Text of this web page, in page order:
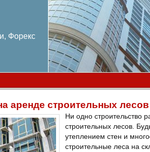
Форекс
аренде строительных лесов
Ни одно строительство
строительных лесов.
утеплением стен и
строительные леса на